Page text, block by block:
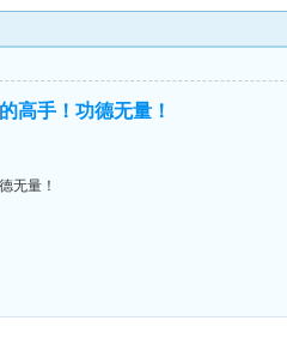
高手！功德无量！
无量！